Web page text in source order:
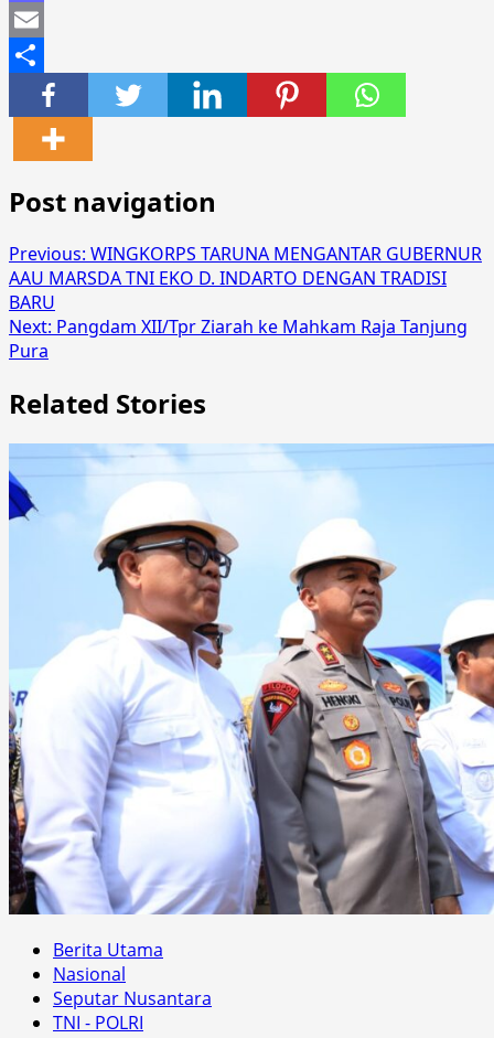
Mastodon
Email
Share
Post navigation
Previous: WINGKORPS TARUNA MENGANTAR GUBERNUR
AAU MARSDA TNI EKO D. INDARTO DENGAN TRADISI
BARU
Next: Pangdam XII/Tpr Ziarah ke Mahkam Raja Tanjung
Pura
Related Stories
Berita Utama
Nasional
Seputar Nusantara
TNI - POLRI